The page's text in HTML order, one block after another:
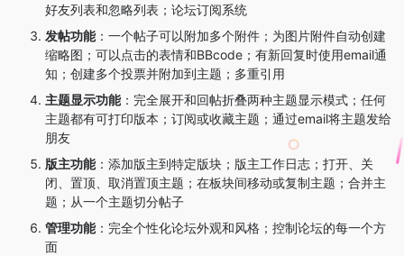
好友列表和忽略列表；论坛订阅系统
发帖功能：一个帖子可以附加多个附件；为图片附件自动创建
缩略图；可以点击的表情和BBcode；有新回复时使用email通
知；创建多个投票并附加到主题；多重引用
主题显示功能：完全展开和回帖折叠两种主题显示模式；任何
主题都有可打印版本；订阅或收藏主题；通过email将主题发给
朋友
版主功能：添加版主到特定版块；版主工作日志；打开、关
闭、置顶、取消置顶主题；在板块间移动或复制主题；合并主
题；从一个主题切分帖子
管理功能：完全个性化论坛外观和风格；控制论坛的每一个方
面